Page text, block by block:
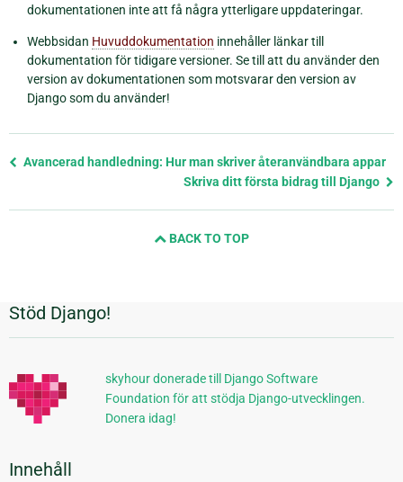
dokumentationen inte att få några ytterligare uppdateringar.
Webbsidan Huvuddokumentation innehåller länkar till
dokumentation för tidigare versioner. Se till att du använder den
version av dokumentationen som motsvarar den version av
Django som du använder!
Föregående
Avancerad handledning: Hur man skriver återanvändbara appar
Skriva ditt första bidrag till Django
BACK TO TOP
Ytterligare
Stöd Django!
skyhour donerade till Django Software
Foundation för att stödja Django-utvecklingen.
Donera idag!
Innehåll